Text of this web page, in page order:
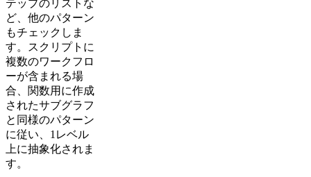
テップのリストな
ど、他のパターン
もチェックしま
す。スクリプトに
複数のワークフロ
ーが含まれる場
合、関数用に作成
されたサブグラフ
と同様のパターン
に従い、1レベル
上に抽象化されま
す。